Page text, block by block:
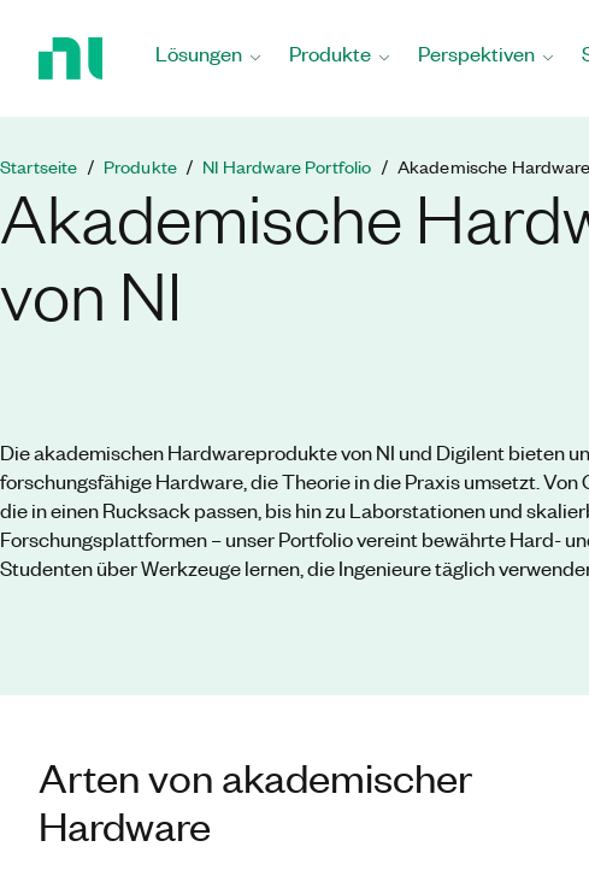
Startseite
Lösungen Produkte Perspektiven
Startseite Produkte NI Hardware Portfolio Akademische
Akademische
von NI
Die akademischen Hardwareprodukte von NI und Digilent bieten
forschungsfähige Hardware, die Theorie in die Praxis umsetzt. Von
die in einen Rucksack passen, bis hin zu Laborstationen und
Forschungsplattformen – unser Portfolio vereint bewährte Hard-
Studenten über Werkzeuge lernen, die Ingenieure täglich
Arten von akademischer
Hardware